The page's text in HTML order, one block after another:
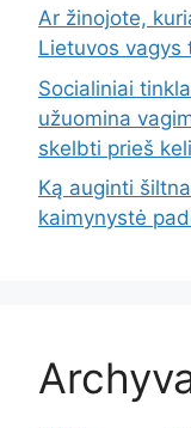
Ar žinojote,
Lietuvos vagys
Socialiniai
užuomina
skelbti prieš
Ką auginti
kaimynystė